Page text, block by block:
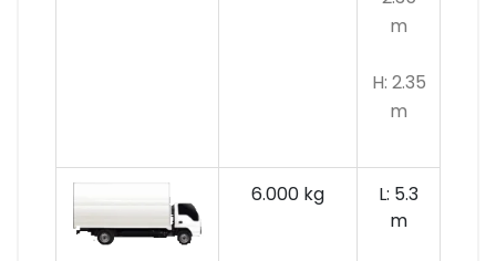
m
H: 2.35
m
6.000 kg
L: 5.3
m